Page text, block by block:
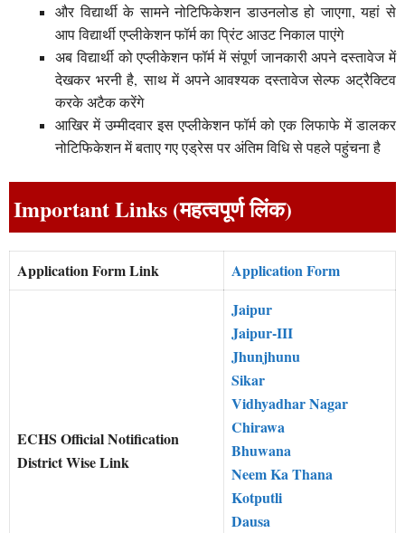
और विद्यार्थी के सामने नोटिफिकेशन डाउनलोड हो जाएगा, यहां से
आप विद्यार्थी एप्लीकेशन फॉर्म का प्रिंट आउट निकाल पाएंगे
अब विद्यार्थी को एप्लीकेशन फॉर्म में संपूर्ण जानकारी अपने दस्तावेज में
देखकर भरनी है, साथ में अपने आवश्यक दस्तावेज सेल्फ अट्रैक्टिव
करके अटैक करेंगे
आखिर में उम्मीदवार इस एप्लीकेशन फॉर्म को एक लिफाफे में डालकर
नोटिफिकेशन में बताए गए एड्रेस पर अंतिम विधि से पहले पहुंचना है
Important Links (महत्वपूर्ण लिंक)
Application Form Link Application Form
ECHS Official Notification
District Wise Link
Jaipur
Jaipur-III
Jhunjhunu
Sikar
Vidhyadhar Nagar
Chirawa
Bhuwana
Neem Ka Thana
Kotputli
Dausa